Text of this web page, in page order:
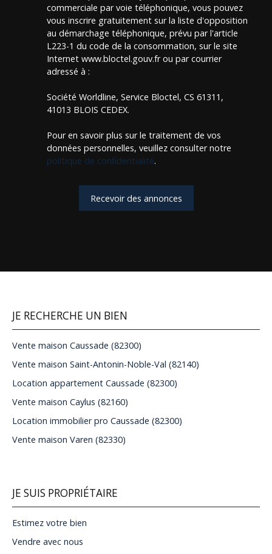
commerciale par voie téléphonique, vous pouvez
vous inscrire gratuitement sur la liste d'opposition
au démarchage téléphonique, prévu par l'article
L223-1 du code de la consommation, sur le site
Internet www.bloctel.gouv.fr ou par courrier
adressé à :
Société Worldline, Service Bloctel, CS 61311,
41013 BLOIS CEDEX.
Pour en savoir plus sur le traitement de vos
données personnelles, veuillez consulter notre
politique de confidentialité.
Recevoir des annonces
JE RECHERCHE UN BIEN
Vente maison Caussade (82300)
Vente maison Saint-Antonin-Noble-Val (82140)
Location appartement Caussade (82300)
Vente maison Caylus (82160)
Location immobilier pro Caussade (82300)
Vente maison Varen (82330)
JE SUIS PROPRIÉTAIRE
Estimez votre bien
Vendre avec nous